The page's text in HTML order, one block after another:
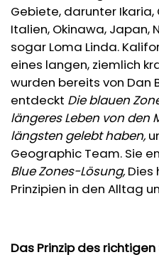
Gebiete, darunter Ikaria,
Italien, Okinawa, Japan,
sogar Loma Linda.
eines langen, ziemlich
wurden bereits von Dan
entdeckt Die blauen
längeres Leben von den
längsten gelebt haben,
Geographic Team. Sie
Blue Zones-Lösung, Dies
Prinzipien in den Alltag
Das Prinzip des